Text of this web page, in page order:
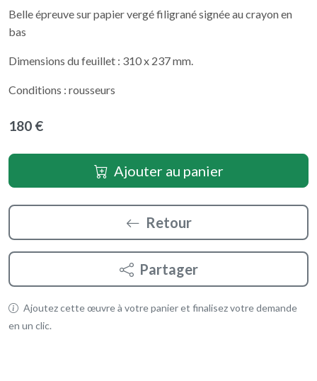
Belle épreuve sur papier vergé filigrané signée au crayon en
bas
Dimensions du feuillet : 310 x 237 mm.
Conditions : rousseurs
180 €
Ajouter au panier
Retour
Partager
Ajoutez cette œuvre à votre panier et finalisez votre demande
en un clic.